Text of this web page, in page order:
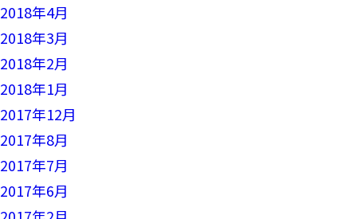
2018年4月
2018年3月
2018年2月
2018年1月
2017年12月
2017年8月
2017年7月
2017年6月